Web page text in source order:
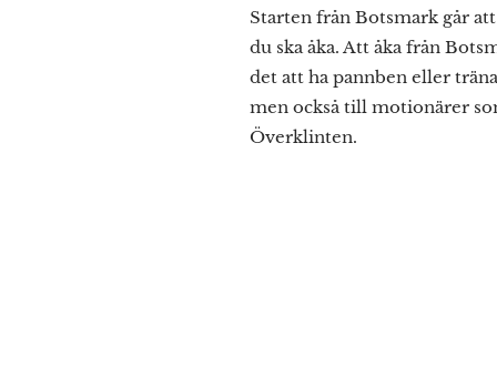
Starten från Botsmark går
du ska åka. Att åka från
det att ha pannben eller
men också till motionärer
Överklinten.